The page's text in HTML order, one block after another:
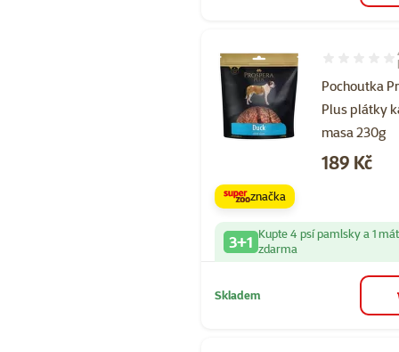
Pochoutka
Plus plátky
masa 230g
Hodnocení
Cena
189 Kč
značka
3+1 Kupte 4 psí pamlsky a 1
zdarma
Skladem